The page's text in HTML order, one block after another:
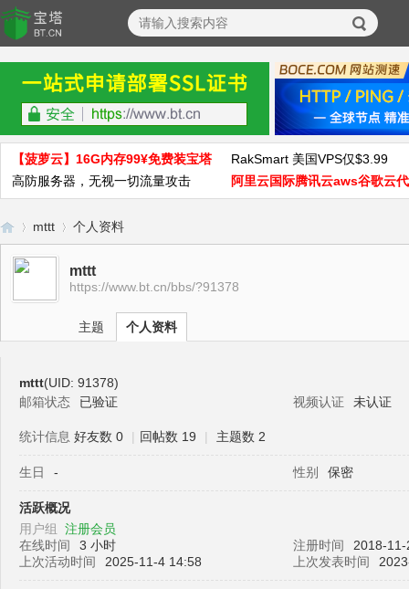
【菠萝云】16G内存99¥免费装宝塔
RakSmart 美国VPS仅$3.99
高防服务器，无视一切流量攻击
阿里云国际腾讯云aws谷歌云
宝›
mttt
›
个人资料
mttt
https://www.bt.cn/bbs/?91378
主题 个人资料
mttt(UID: 91378)
邮箱状态
已验证 视频认证 未认证
统计信息 好友数 0 | 回帖数 19 | 主题数 2
生日 - 性别 保密
活跃概况
用户组 注册会员
在线时间
3 小时 注册时间
2018-
上次活动时间
2025-11-4 14:58 上次发表时间